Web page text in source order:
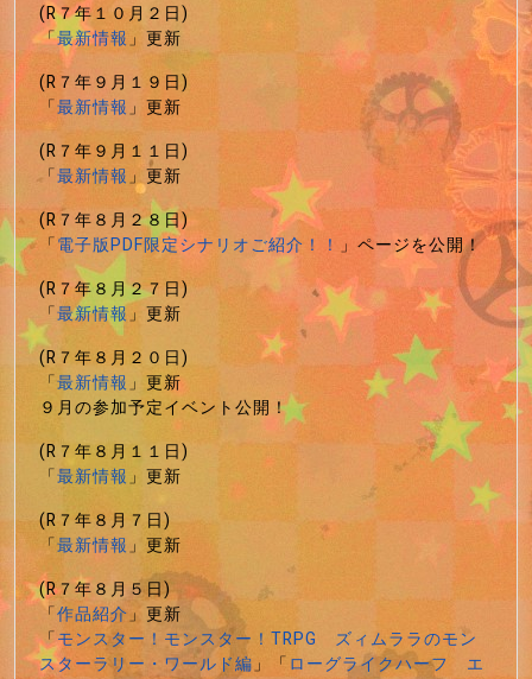
(R７年１０月２日)
「最新情報」更新
(R７年９月１９日)
「最新情報」更新
(R７年９月１１日)
「最新情報」更新
(R７年８月２８日)
「電子版PDF限定シナリオご紹介！！ 」ページを公開！
(R７年８月２７日)
「最新情報」更新
(R７年８月２０日)
「最新情報」更新
９月の参加予定イベント公開！
(R７年８月１１日)
「最新情報」更新
(R７年８月７日)
「最新情報」更新
(R７年８月５日)
「作品紹介」更新
「モンスター！モンスター！TRPG ズィムララのモン
スターラリー・ワールド編」「ローグライクハーフ エ